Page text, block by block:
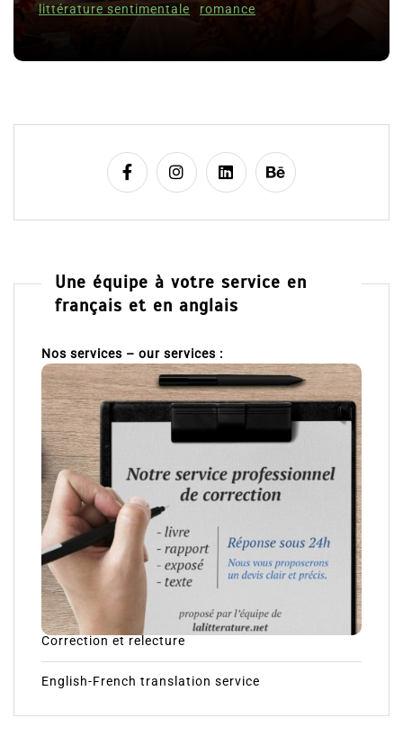
littérature sentimentale romance
Une équipe à votre service en
français et en anglais
Nos services – our services :
Correction et relecture
English-French translation service